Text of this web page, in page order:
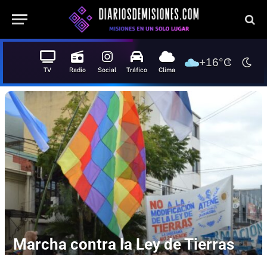
TV Radio Social Tráfico Clima
+16°C
Marcha contra la Ley de Tierras